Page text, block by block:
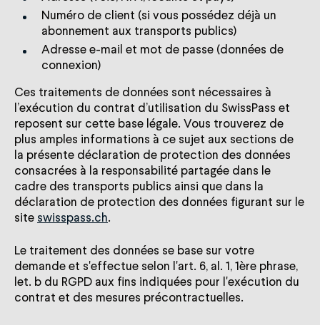
Numéro de client (si vous possédez déjà un
abonnement aux transports publics)
Adresse e-mail et mot de passe (données de
connexion)
Ces traitements de données sont nécessaires à
l’exécution du contrat d’utilisation du SwissPass et
reposent sur cette base légale. Vous trouverez de
plus amples informations à ce sujet aux sections de
la présente déclaration de protection des données
consacrées à la responsabilité partagée dans le
cadre des transports publics ainsi que dans la
déclaration de protection des données figurant sur le
site swisspass.ch.
Le traitement des données se base sur votre
demande et s'effectue selon l'art. 6, al. 1, 1ère phrase,
let. b du RGPD aux fins indiquées pour l'exécution du
contrat et des mesures précontractuelles.